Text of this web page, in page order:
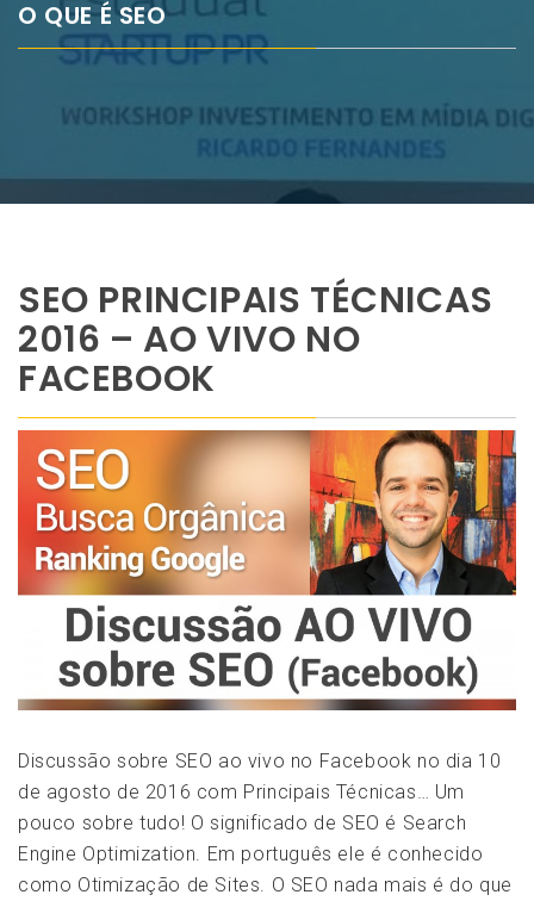
O QUE É SEO
SEO PRINCIPAIS TÉCNICAS
2016 – AO VIVO NO
FACEBOOK
Discussão sobre SEO ao vivo no Facebook no dia 10
de agosto de 2016 com Principais Técnicas… Um
pouco sobre tudo! O significado de SEO é Search
Engine Optimization. Em português ele é conhecido
como Otimização de Sites. O SEO nada mais é do que